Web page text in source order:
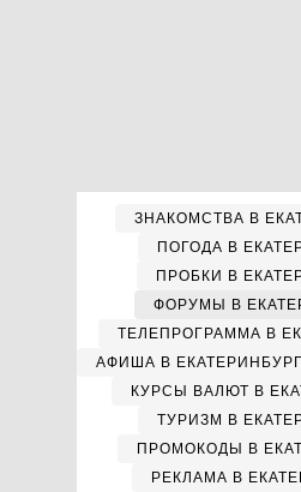
ЗНАКОМСТВА В
ПОГОДА В
ПРОБКИ В
ФОРУМЫ В
ТЕЛЕПРОГРАММА В
АФИША В
КУРСЫ ВАЛЮТ В
ТУРИЗМ В
ПРОМОКОДЫ В
РЕКЛАМА В